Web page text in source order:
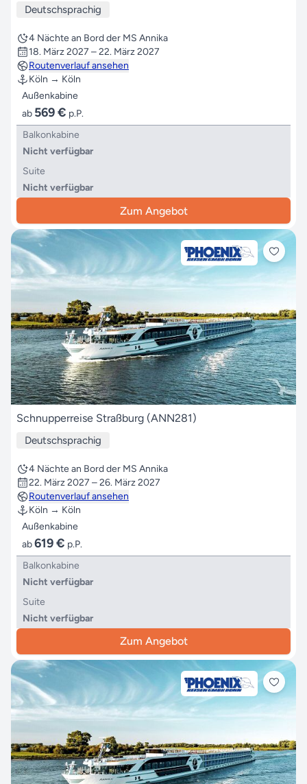
Deutschsprachig
4 Nächte an Bord der MS Annika
18. März 2027 – 22. März 2027
Routenverlauf ansehen
Köln → Köln
Außenkabine
ab 569 € p.P.
Balkonkabine
Nicht verfügbar
Suite
Nicht verfügbar
Zum Angebot
Schnupperreise Straßburg (ANN281)
Deutschsprachig
4 Nächte an Bord der MS Annika
22. März 2027 – 26. März 2027
Routenverlauf ansehen
Köln → Köln
Außenkabine
ab619 € p.P.
Balkonkabine
Nicht verfügbar
Suite
Nicht verfügbar
Zum Angebot